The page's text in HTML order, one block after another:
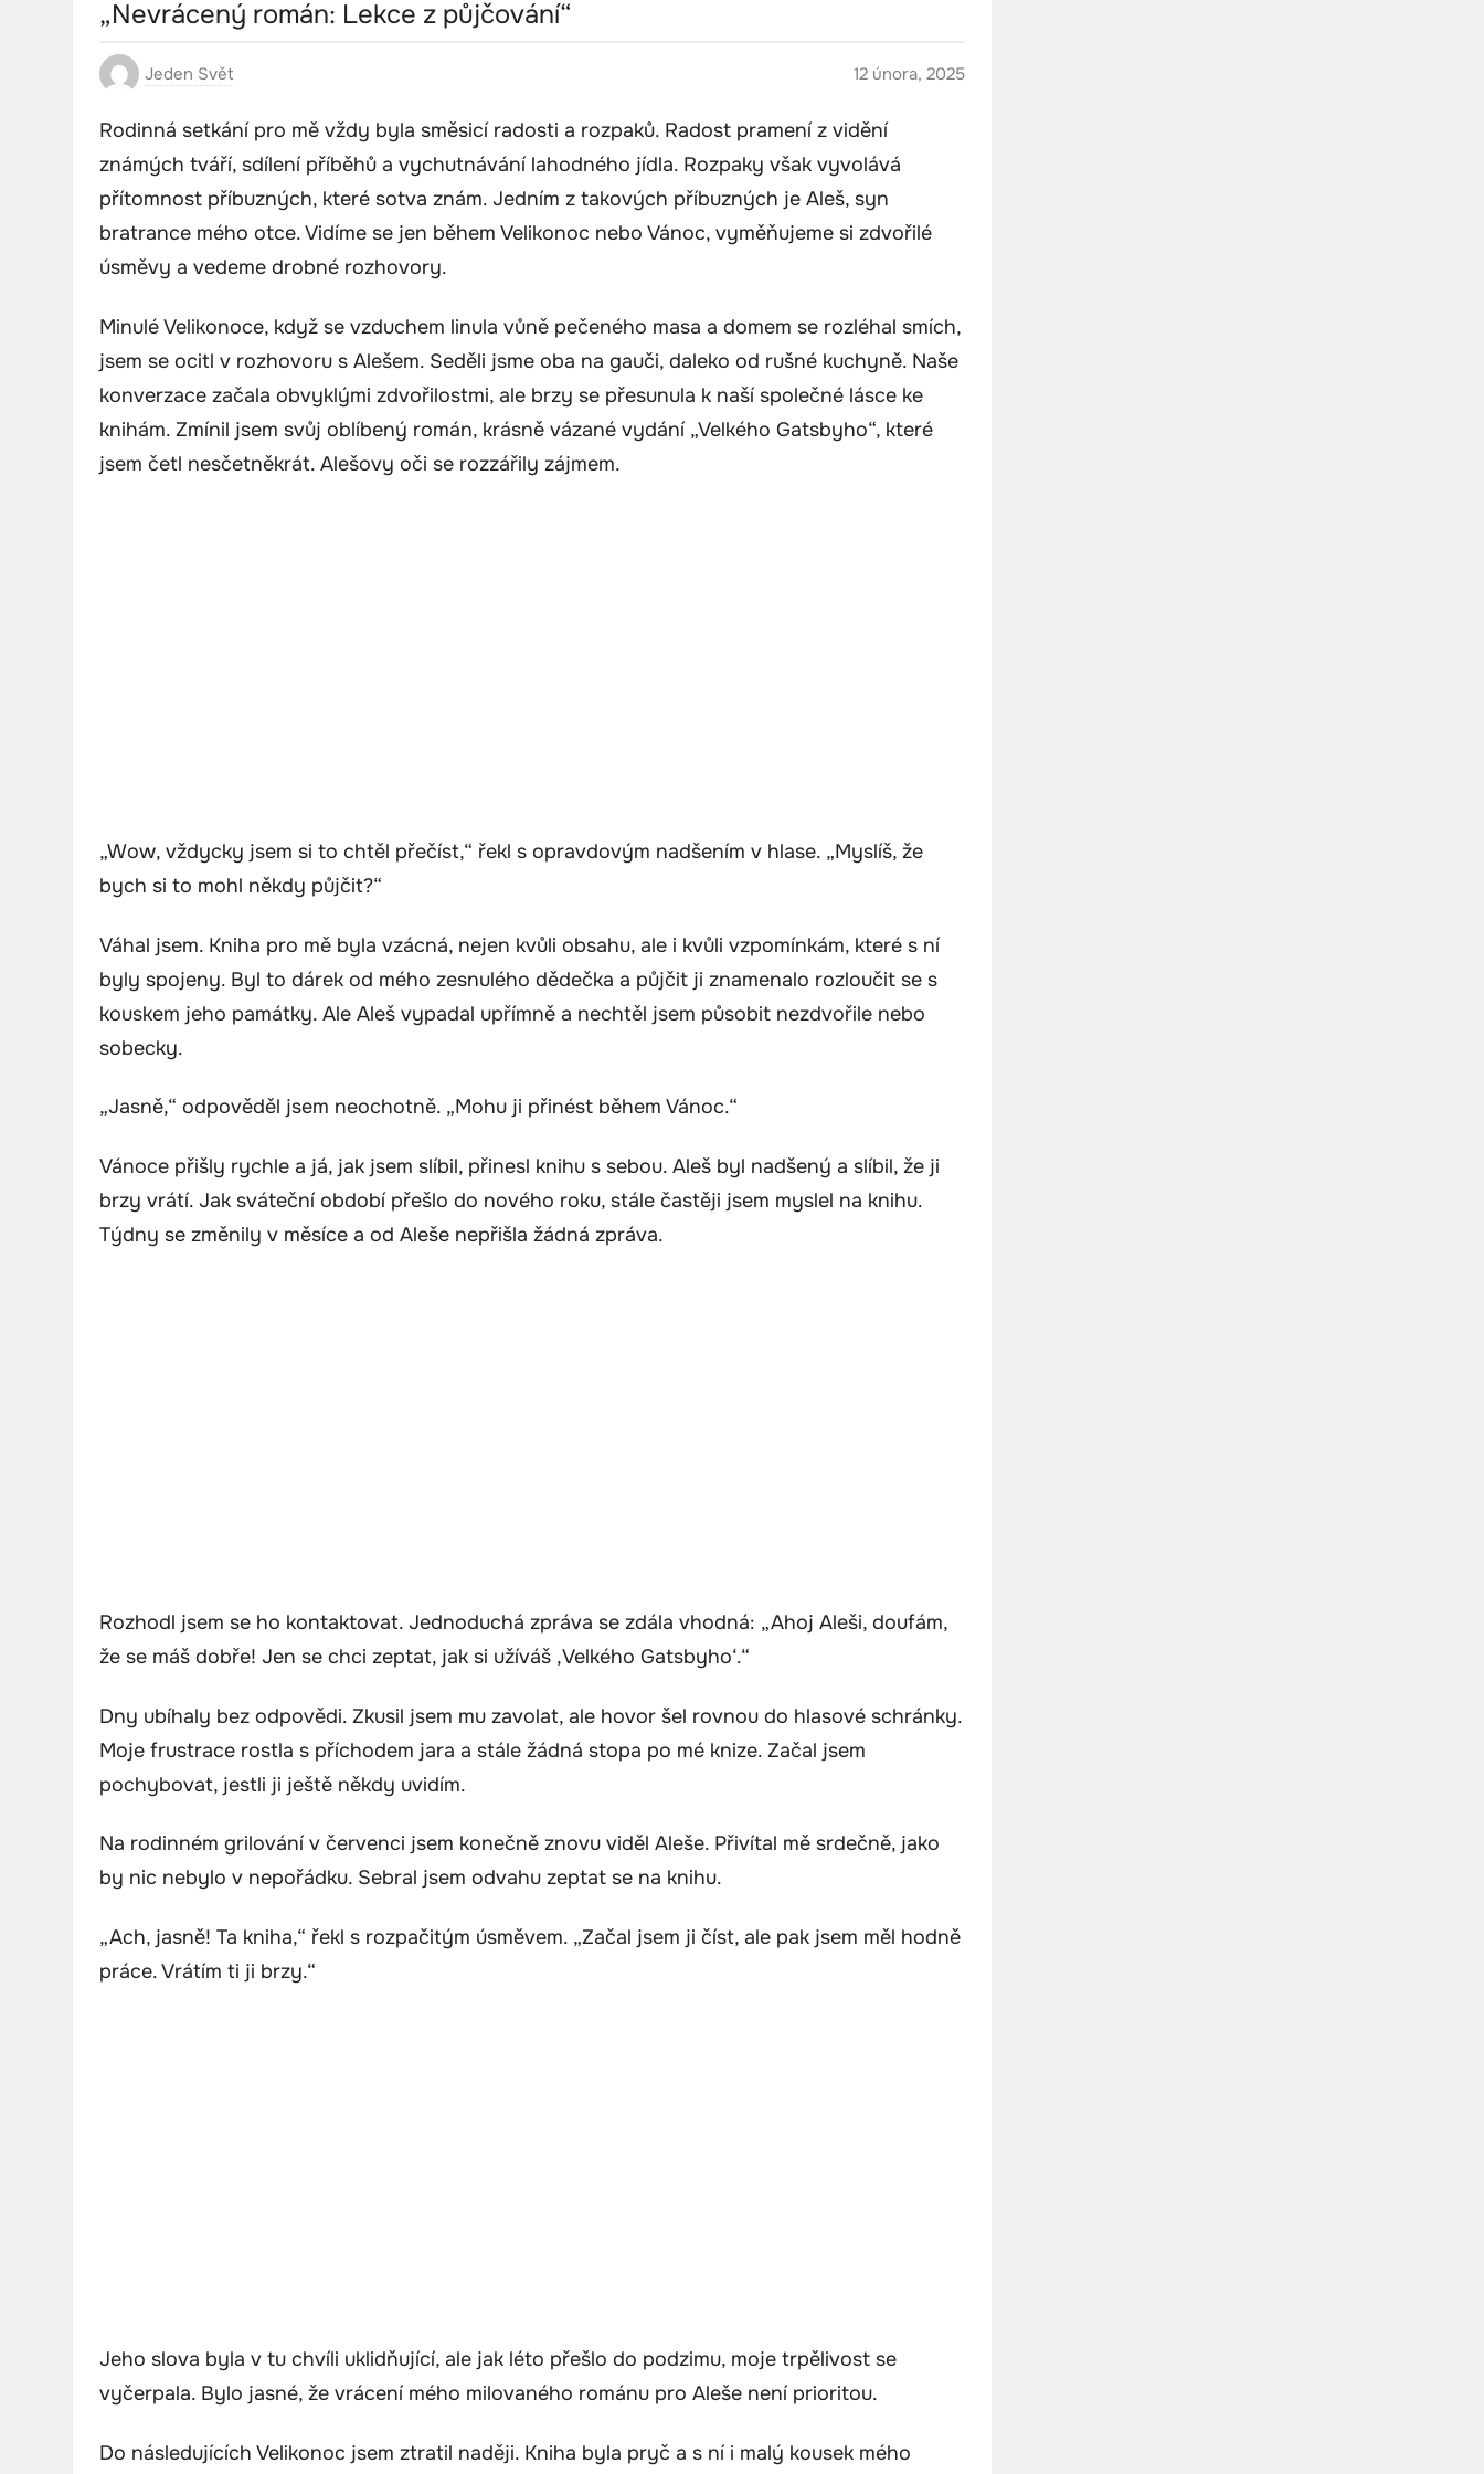
„Nevrácený román: Lekce z půjčování“
Jeden Svět 12 února, 2025
Rodinná setkání pro mě vždy byla směsicí radosti a rozpaků. Radost pramení z vidění
známých tváří, sdílení příběhů a vychutnávání lahodného jídla. Rozpaky však vyvolává
přítomnost příbuzných, které sotva znám. Jedním z takových příbuzných je Aleš, syn
bratrance mého otce. Vidíme se jen během Velikonoc nebo Vánoc, vyměňujeme si zdvořilé
úsměvy a vedeme drobné rozhovory.
Minulé Velikonoce, když se vzduchem linula vůně pečeného masa a domem se rozléhal smích,
jsem se ocitl v rozhovoru s Alešem. Seděli jsme oba na gauči, daleko od rušné kuchyně. Naše
konverzace začala obvyklými zdvořilostmi, ale brzy se přesunula k naší společné lásce ke
knihám. Zmínil jsem svůj oblíbený román, krásně vázané vydání „Velkého Gatsbyho“, které
jsem četl nesčetněkrát. Alešovy oči se rozzářily zájmem.
„Wow, vždycky jsem si to chtěl přečíst,“ řekl s opravdovým nadšením v hlase. „Myslíš, že
bych si to mohl někdy půjčit?“
Váhal jsem. Kniha pro mě byla vzácná, nejen kvůli obsahu, ale i kvůli vzpomínkám, které s ní
byly spojeny. Byl to dárek od mého zesnulého dědečka a půjčit ji znamenalo rozloučit se s
kouskem jeho památky. Ale Aleš vypadal upřímně a nechtěl jsem působit nezdvořile nebo
sobecky.
„Jasně,“ odpověděl jsem neochotně. „Mohu ji přinést během Vánoc.“
Vánoce přišly rychle a já, jak jsem slíbil, přinesl knihu s sebou. Aleš byl nadšený a slíbil, že ji
brzy vrátí. Jak sváteční období přešlo do nového roku, stále častěji jsem myslel na knihu.
Týdny se změnily v měsíce a od Aleše nepřišla žádná zpráva.
Rozhodl jsem se ho kontaktovat. Jednoduchá zpráva se zdála vhodná: „Ahoj Aleši, doufám,
že se máš dobře! Jen se chci zeptat, jak si užíváš ‚Velkého Gatsbyho‘.“
Dny ubíhaly bez odpovědi. Zkusil jsem mu zavolat, ale hovor šel rovnou do hlasové schránky.
Moje frustrace rostla s příchodem jara a stále žádná stopa po mé knize. Začal jsem
pochybovat, jestli ji ještě někdy uvidím.
Na rodinném grilování v červenci jsem konečně znovu viděl Aleše. Přivítal mě srdečně, jako
by nic nebylo v nepořádku. Sebral jsem odvahu zeptat se na knihu.
„Ach, jasně! Ta kniha,“ řekl s rozpačitým úsměvem. „Začal jsem ji číst, ale pak jsem měl hodně
práce. Vrátím ti ji brzy.“
Jeho slova byla v tu chvíli uklidňující, ale jak léto přešlo do podzimu, moje trpělivost se
vyčerpala. Bylo jasné, že vrácení mého milovaného románu pro Aleše není prioritou.
Do následujících Velikonoc jsem ztratil naději. Kniha byla pryč a s ní i malý kousek mého